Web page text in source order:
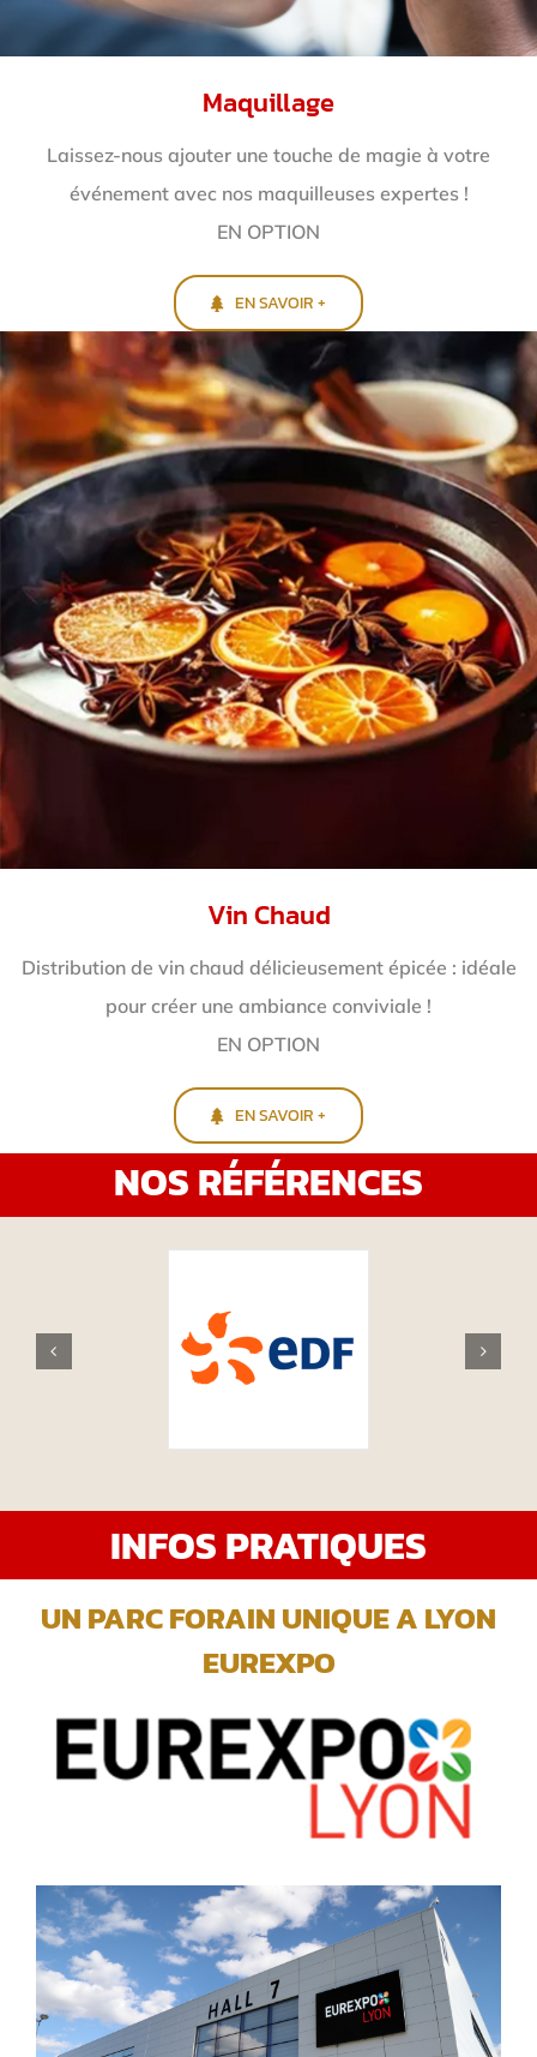
Maquillage
Laissez-nous ajouter une touche de magie à votre
événement avec nos maquilleuses expertes !
EN OPTION
EN SAVOIR +
Vin Chaud
Distribution de vin chaud délicieusement épicée : idéale
pour créer une ambiance conviviale !
EN OPTION
EN SAVOIR +
NOS RÉFÉRENCES
INFOS PRATIQUES
UN PARC FORAIN UNIQUE A LYON
EUREXPO